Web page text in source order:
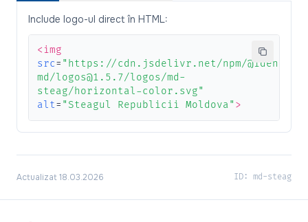
Include logo-ul direct în HTML:
<img
src= "https://cdn.jsdelivr.net/npm/
md/logos@1.5.7/logos/md-
steag/horizontal-color.svg"
alt= "Steagul Republicii Moldova" >
Actualizat 18.03.2026 ID: md-steag